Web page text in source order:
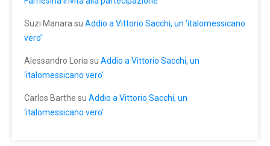
Suzi Manara su Addio a Vittorio Sacchi, un ‘italomessicano
vero’
Alessandro Loria su Addio a Vittorio Sacchi, un
‘italomessicano vero’
Carlos Barthe su Addio a Vittorio Sacchi, un
‘italomessicano vero’